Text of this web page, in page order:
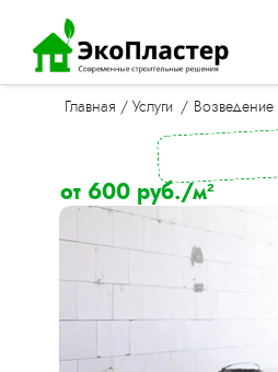
Главная / Услуги /
от 600 руб./м²